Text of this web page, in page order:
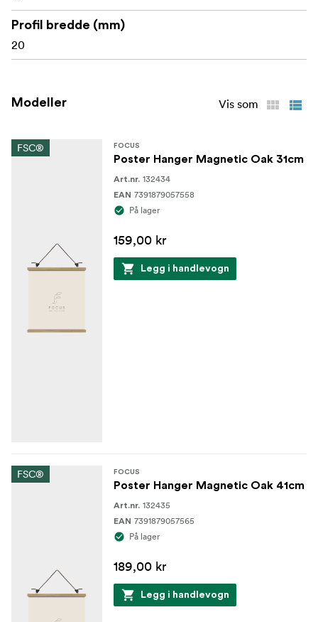
Profil bredde (mm)
20
Modeller Vis som
FSC® FOCUS
Poster Hanger Magnetic Oak 31cm
Art.nr. 132434
EAN 7391879057558
På lager
159,00 kr
Legg i handlevogn
FSC® FOCUS
Poster Hanger Magnetic Oak 41cm
Art.nr. 132435
EAN 7391879057565
På lager
189,00 kr
Legg i handlevogn